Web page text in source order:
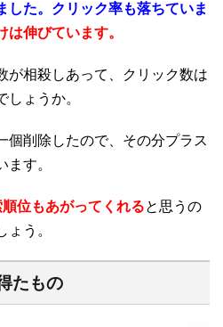
した。クリック率も落ちていま
は伸びています。
が相殺しあって、クリック数は
ょうか。
個削除したので、その分プラス
す。
位もあがってくれると思うの
う。
たもの